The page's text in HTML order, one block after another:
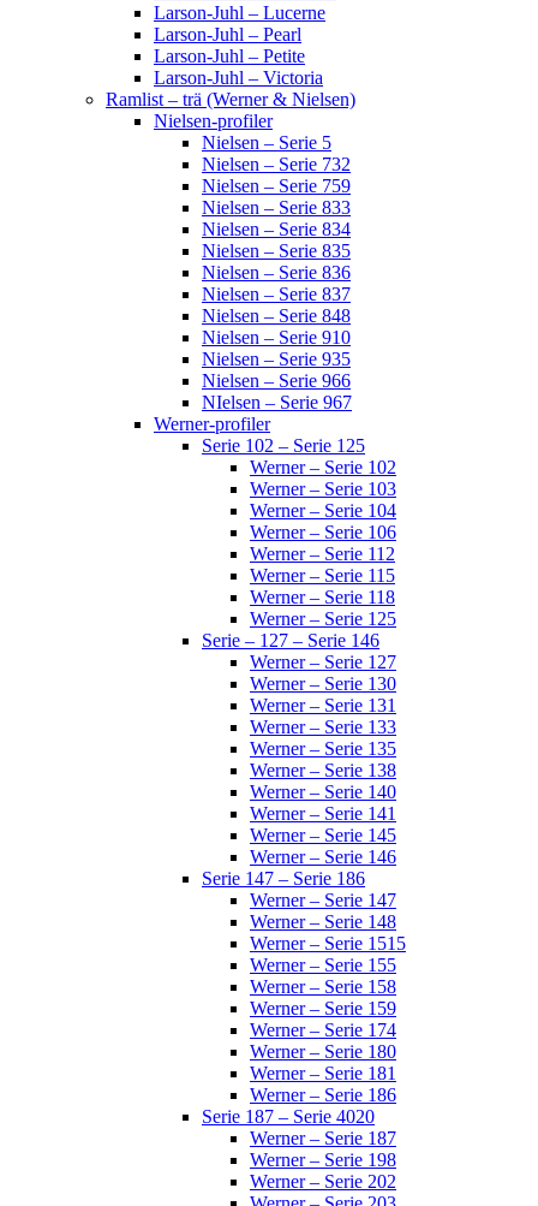
Larson-Juhl – Lucerne
Larson-Juhl – Pearl
Larson-Juhl – Petite
Larson-Juhl – Victoria
Ramlist – trä (Werner & Nielsen)
Nielsen-profiler
Nielsen – Serie 5
Nielsen – Serie 732
Nielsen – Serie 759
Nielsen – Serie 833
Nielsen – Serie 834
Nielsen – Serie 835
Nielsen – Serie 836
Nielsen – Serie 837
Nielsen – Serie 848
Nielsen – Serie 910
Nielsen – Serie 935
Nielsen – Serie 966
NIelsen – Serie 967
Werner-profiler
Serie 102 – Serie 125
Werner – Serie 102
Werner – Serie 103
Werner – Serie 104
Werner – Serie 106
Werner – Serie 112
Werner – Serie 115
Werner – Serie 118
Werner – Serie 125
Serie – 127 – Serie 146
Werner – Serie 127
Werner – Serie 130
Werner – Serie 131
Werner – Serie 133
Werner – Serie 135
Werner – Serie 138
Werner – Serie 140
Werner – Serie 141
Werner – Serie 145
Werner – Serie 146
Serie 147 – Serie 186
Werner – Serie 147
Werner – Serie 148
Werner – Serie 1515
Werner – Serie 155
Werner – Serie 158
Werner – Serie 159
Werner – Serie 174
Werner – Serie 180
Werner – Serie 181
Werner – Serie 186
Serie 187 – Serie 4020
Werner – Serie 187
Werner – Serie 198
Werner – Serie 202